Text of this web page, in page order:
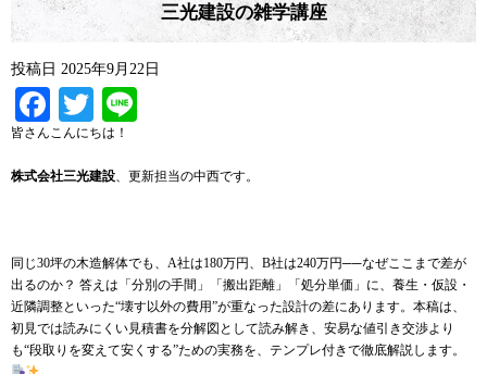
三光建設の雑学講座
投稿日 2025年9月22日
Facebook
Twitter
皆さんこんにちは！
株式会社三光建設、更新担当の中西です。
同じ30坪の木造解体でも、A社は180万円、B社は240万円──なぜここまで差が
出るのか？ 答えは「分別の手間」「搬出距離」「処分単価」に、養生・仮設・
近隣調整といった“壊す以外の費用”が重なった設計の差にあります。本稿は、
初見では読みにくい見積書を分解図として読み解き、安易な値引き交渉より
も“段取りを変えて安くする”ための実務を、テンプレ付きで徹底解説します。